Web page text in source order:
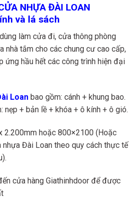
NHỰA ĐÀI LOAN
và lá sách
làm cửa đi, cửa thông phòng
nhà tắm cho các chung cư cao cấp,
ứng hầu hết các công trình hiện đại
Loan bao gồm: cánh + khung bao.
nẹp + bản lề + khóa + ô kính + ô gió.
2.200mm hoặc 800×2100 (Hoặc
nhựa Đài Loan theo quy cách thực tế
cửa hàng Giathinhdoor để được